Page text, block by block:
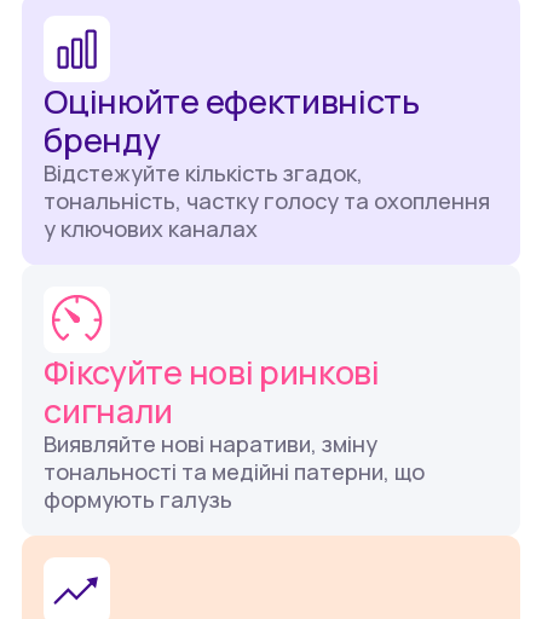
Оцінюйте ефективність
бренду
Відстежуйте кількість згадок,
тональність, частку голосу та охоплення
у ключових каналах
Фіксуйте нові ринкові
сигнали
Виявляйте нові наративи, зміну
тональності та медійні патерни, що
формують галузь